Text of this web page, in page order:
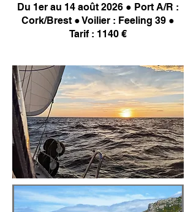
Du 1er au 14 août 2026 ● Port A/R :
Cork/Brest ● Voilier : Feeling 39 ●
Tarif : 1140 €